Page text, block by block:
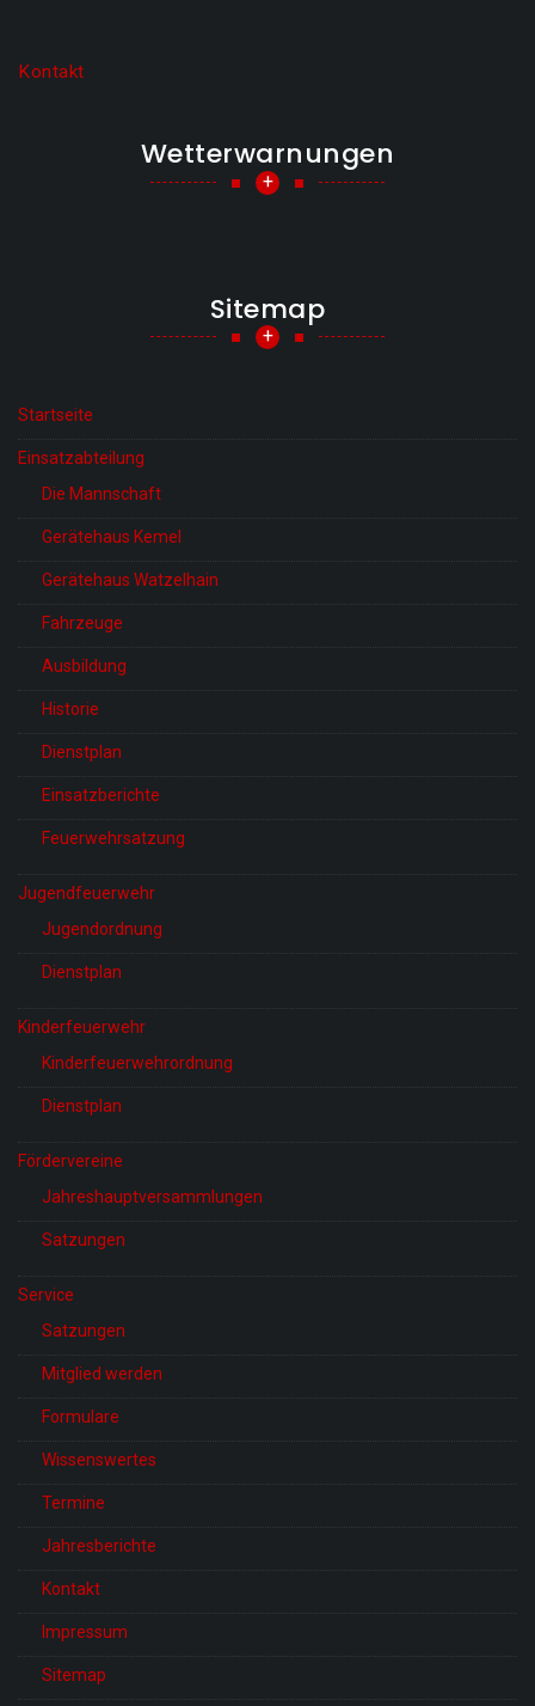
Kontakt
Wetterwarnungen
+
Sitemap
+
Startseite
Einsatzabteilung
Die Mannschaft
Gerätehaus Kemel
Gerätehaus Watzelhain
Fahrzeuge
Ausbildung
Historie
Dienstplan
Einsatzberichte
Feuerwehrsatzung
Jugendfeuerwehr
Jugendordnung
Dienstplan
Kinderfeuerwehr
Kinderfeuerwehrordnung
Dienstplan
Fördervereine
Jahreshauptversammlungen
Satzungen
Service
Satzungen
Mitglied werden
Formulare
Wissenswertes
Termine
Jahresberichte
Kontakt
Impressum
Sitemap